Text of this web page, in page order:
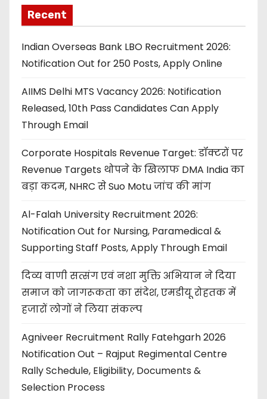
Recent
Indian Overseas Bank LBO Recruitment 2026:
Notification Out for 250 Posts, Apply Online
AIIMS Delhi MTS Vacancy 2026: Notification
Released, 10th Pass Candidates Can Apply
Through Email
Corporate Hospitals Revenue Target: डॉक्टरों पर
Revenue Targets थोपने के खिलाफ DMA India का
बड़ा कदम, NHRC से Suo Motu जांच की मांग
Al-Falah University Recruitment 2026:
Notification Out for Nursing, Paramedical &
Supporting Staff Posts, Apply Through Email
दिव्य वाणी सत्संग एवं नशा मुक्ति अभियान ने दिया
समाज को जागरूकता का संदेश, एमडीयू रोहतक में
हजारों लोगों ने लिया संकल्प
Agniveer Recruitment Rally Fatehgarh 2026
Notification Out – Rajput Regimental Centre
Rally Schedule, Eligibility, Documents &
Selection Process